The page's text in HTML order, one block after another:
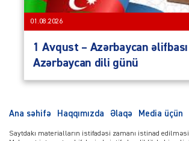
01.08.2026
1 Avqust – Azərbaycan
Azərbaycan dili günü
Ana səhifə Haqqımızda Əlaqə Media üçün
Saytdakı materialların istifadəsi zamanı istinad